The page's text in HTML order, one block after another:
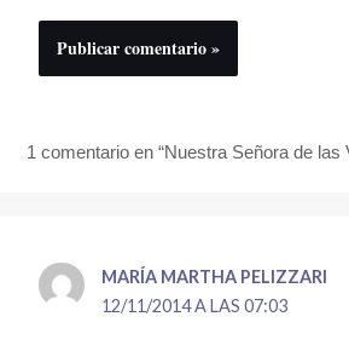
1 comentario en “Nuestra Señora de las
MARÍA MARTHA PELIZZARI
12/11/2014 A LAS 07:03